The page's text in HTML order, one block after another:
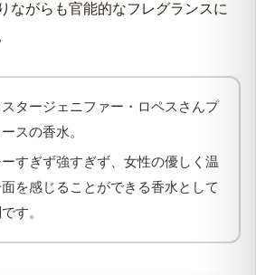
ながらも官能的なフレグランスに
タージェニファー・ロペスさんプ
スの香水。
すぎず強すぎず、女性の優しく温
を感じることができる香水として
す。